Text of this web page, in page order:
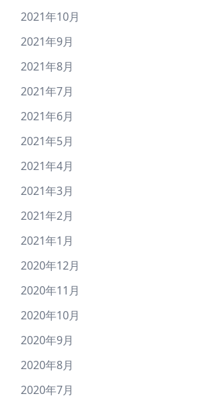
2021年10月
2021年9月
2021年8月
2021年7月
2021年6月
2021年5月
2021年4月
2021年3月
2021年2月
2021年1月
2020年12月
2020年11月
2020年10月
2020年9月
2020年8月
2020年7月